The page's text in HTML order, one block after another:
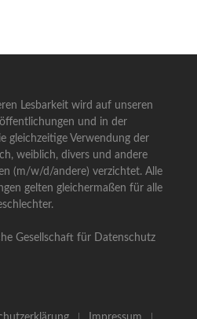
Lesbarkeit wird auf unseren
und in der
gleichzeitige Verwendung der
weiblich, divers und andere
(m/w/d/andere) verzichtet. Alle
gelten gleichermaßen für alle
Gesellschaft für Datenschutz